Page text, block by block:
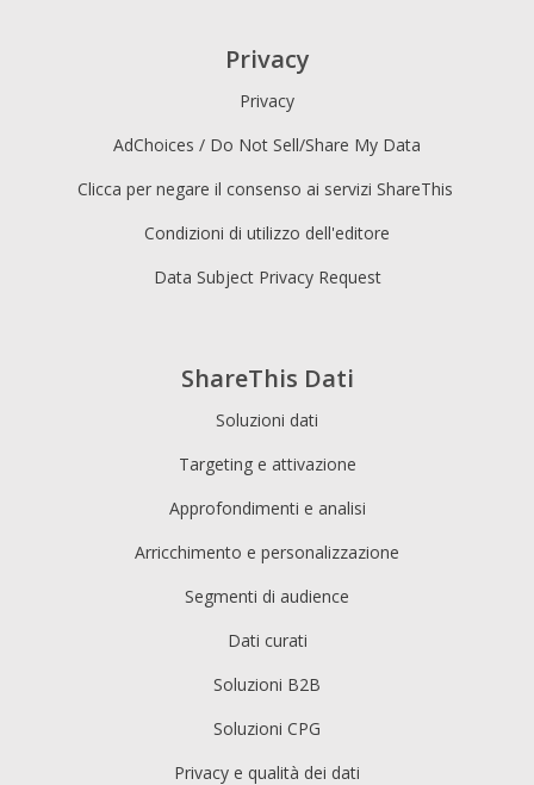
ShareThis Dati
Soluzioni dati
Targeting e attivazione
Approfondimenti e analisi
Arricchimento e personalizzazione
Segmenti di audience
Dati curati
Soluzioni B2B
Soluzioni CPG
Privacy e qualità dei dati
Privacy
Privacy
AdChoices / Do Not Sell/Share My Data
Clicca per negare il consenso ai servizi ShareThis
Condizioni di utilizzo dell'editore
Data Subject Privacy Request